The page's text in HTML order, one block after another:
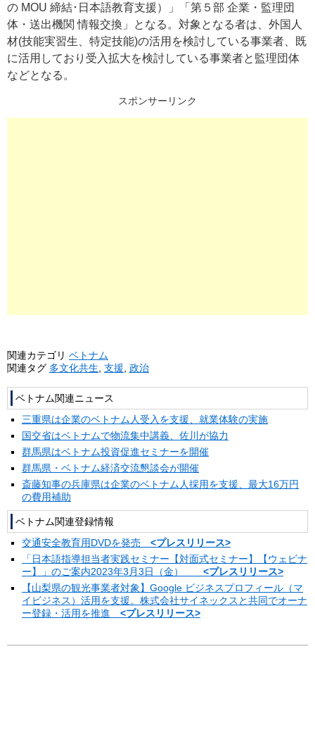
の MOU 締結･日本語教育支援）」「第５部 企業・監理団
体・送出機関 情報交換」となる。対象となる者は、外国人
材(技能実習生、特定技能)の活用を検討している事業者、既
に活用しており受入拡大を検討している事業者と監理団体
などとなる。
スポンサーリンク
関連カテゴリ ベトナム
関連タグ 多文化共生 支援 政治
ベトナム関連ニュース
三重県は企業のベトナム人受入を支援、就業体験の実施
国交省はベトナムで物流集中講義、佐川が協力
群馬県はベトナム投資促進セミナーを開催
群馬県・ベトナム経済交流懇談会が開催
斎藤知事の兵庫県は企業のベトナム人採用を支援、最大16万円
の費用補助
ベトナム関連登録情報
交通安全教育用DVDを発売 <プレスリリース>
「日本語指導担当者実践セミナー【対面式セミナー】【ウェビナ
ー】」のご案内2023年3月3日（金） <プレスリリース>
【山梨県の観光事業者対象】Google ビジネスプロフィール（マ
イビジネス）活用を支援。株式会社サイネックスと共同でオーナ
ー登録・活用を推進 <プレスリリース>